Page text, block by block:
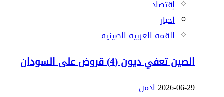
إقتصاد
اخبار
القمة العربية الصينية
الصين تعفي ديون (4) قروض على السودان
2026-06-29ادمن